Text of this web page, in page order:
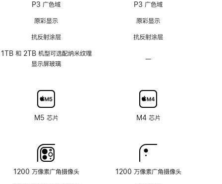
P3 广色域
原彩显示
抗反射涂层
1TB 和 2TB 机型可选配纳米纹理
显示屏玻璃
M5 芯片
1200 万像素广角摄像头
持
ProMotion
适
技
术
P3 广色域
原彩显示
抗反射涂层
—
配
纳
纹
板
M4 芯片
1200 万像素广角摄像头